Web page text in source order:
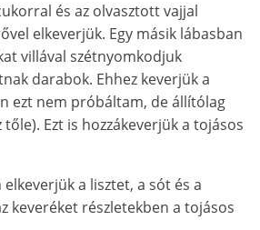
és az olvasztott vajjal
elkeverjük. Egy másik lábasban
villával szétnyomkodjuk
darabok. Ehhez keverjüka
ezt nem próbáltam, de állítólag
Ezt is hozzákeverjüka tojásos
elkeverjüka lisztet, a sót és a
keveréket részletekben a tojásos